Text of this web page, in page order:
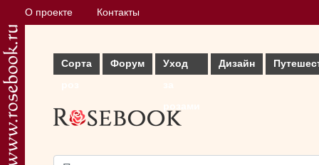
О проекте Контакты
Сорта
Форум
Уход
Дизайн